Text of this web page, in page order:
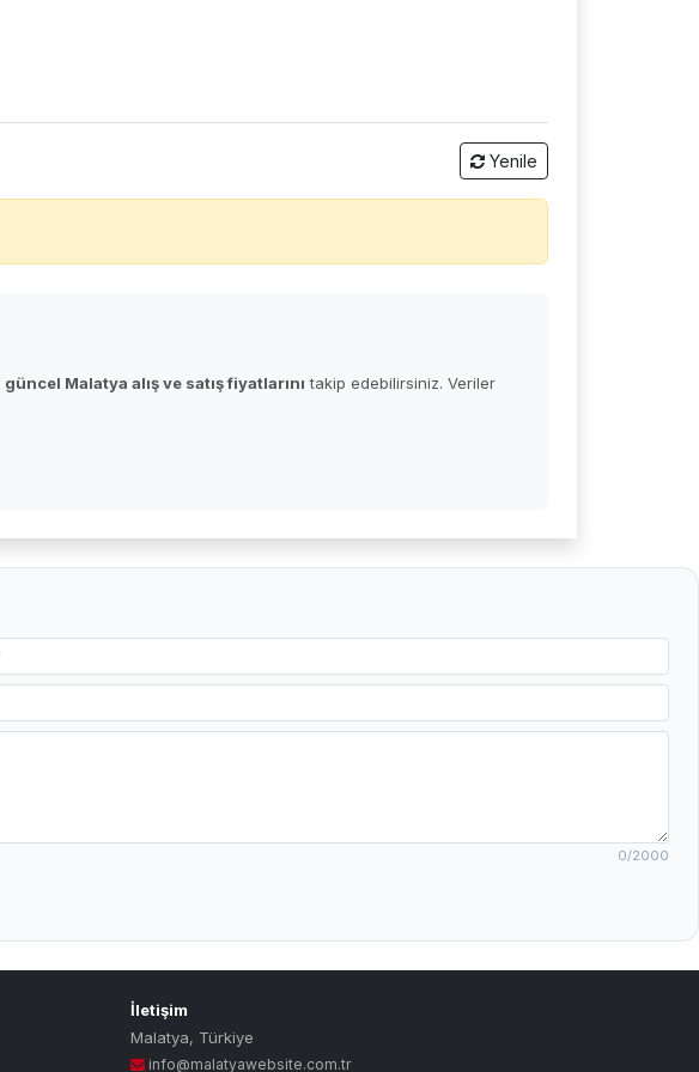
Yenile
güncel Malatya alış ve satış fiyatlarını takip edebilirsiniz. Veriler
0/2000
İletişim
Malatya, Türkiye
info@malatyawebsite.com.tr